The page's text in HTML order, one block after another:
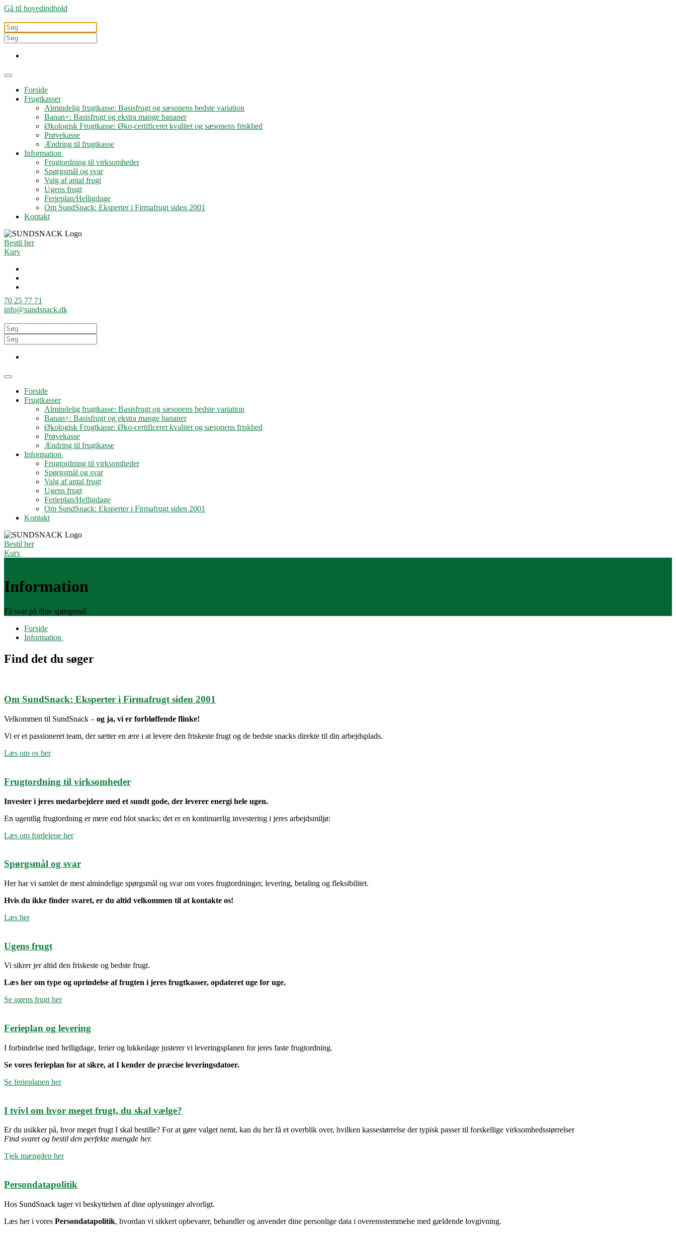
Gå til hovedindhold
Forside
Frugtkasser
Almindelig frugtkasse: Basisfrugt og sæsonens bedste variation
Banan+: Basisfrugt og ekstra mange bananer
Økologisk Frugtkasse: Øko-certificeret kvalitet og sæsonens friskhed
Prøvekasse
Ændring til frugtkasse
Information
Frugtordning til virksomheder
Spørgsmål og svar
Valg af antal frugt
Ugens frugt
Ferieplan/Helligdage
Om SundSnack: Eksperter i Firmafrugt siden 2001
Kontakt
Bestil her
Kurv
70 25 77 71
info@sundsnack.dk
Forside
Frugtkasser
Almindelig frugtkasse: Basisfrugt og sæsonens bedste variation
Banan+: Basisfrugt og ekstra mange bananer
Økologisk Frugtkasse: Øko-certificeret kvalitet og sæsonens friskhed
Prøvekasse
Ændring til frugtkasse
Information
Frugtordning til virksomheder
Spørgsmål og svar
Valg af antal frugt
Ugens frugt
Ferieplan/Helligdage
Om SundSnack: Eksperter i Firmafrugt siden 2001
Kontakt
Bestil her
Kurv
Information
Få svar på dine spørgsmål
Forside
Information
Find det du søger
Om SundSnack: Eksperter i Firmafrugt siden 2001
Velkommen til SundSnack – og ja, vi er forbløffende flinke!
Vi er et passioneret team, der sætter en ære i at levere den friskeste frugt og de bedste snacks direkte til din arbejdsplads.
Læs om os her
Frugtordning til virksomheder
Invester i jeres medarbejdere med et sundt gode, der leverer energi hele ugen.
En ugentlig frugtordning er mere end blot snacks; det er en kontinuerlig investering i jeres arbejdsmiljø:
Læs om fordelene her
Spørgsmål og svar
Her har vi samlet de mest almindelige spørgsmål og svar om vores frugtordninger, levering, betaling og fleksibilitet.
Hvis du ikke finder svaret, er du altid velkommen til at kontakte os!
Læs her
Ugens frugt
Vi sikrer jer altid den friskeste og bedste frugt.
Læs her om type og oprindelse af frugten i jeres frugtkasser, opdateret uge for uge.
Se ugens frugt her
Ferieplan og levering
I forbindelse med helligdage, ferier og lukkedage justerer vi leveringsplanen for jeres faste frugtordning.
Se vores ferieplan for at sikre, at I kender de præcise leveringsdatoer.
Se ferieplanen her
I tvivl om hvor meget frugt, du skal vælge?
Er du usikker på, hvor meget frugt I skal bestille? For at gøre valget nemt, kan du her få et overblik over, hvilken kassestørrelse der typisk passer til forskellige virksomhedsstørrelser
Find svaret og bestil den perfekte mængde her.
Tjek mængden her
Persondatapolitik
Hos SundSnack tager vi beskyttelsen af dine oplysninger alvorligt.
Læs her i vores Persondatapolitik, hvordan vi sikkert opbevarer, behandler og anvender dine personlige data i overensstemmelse med gældende lovgivning.